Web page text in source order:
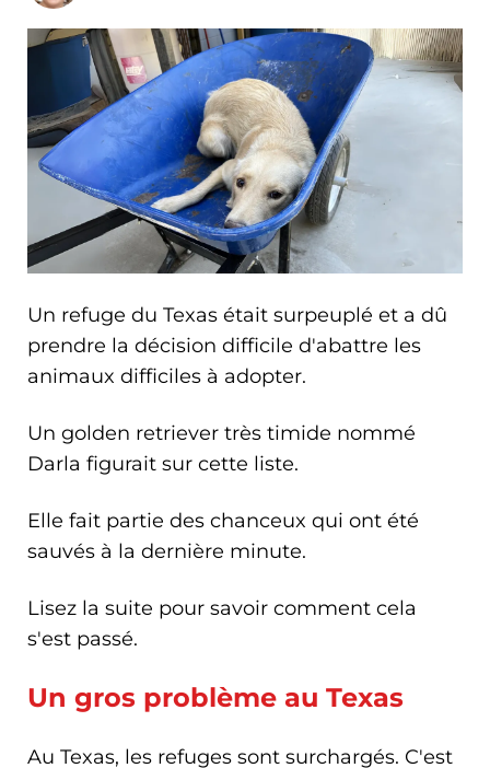
Un refuge du Texas était surpeuplé et a dû
prendre la décision difficile d'abattre les
animaux difficiles à adopter.
Un golden retriever très timide nommé
Darla figurait sur cette liste.
Elle fait partie des chanceux qui ont été
sauvés à la dernière minute.
Lisez la suite pour savoir comment cela
s'est passé.
Un gros problème au Texas
Au Texas, les refuges sont surchargés. C'est